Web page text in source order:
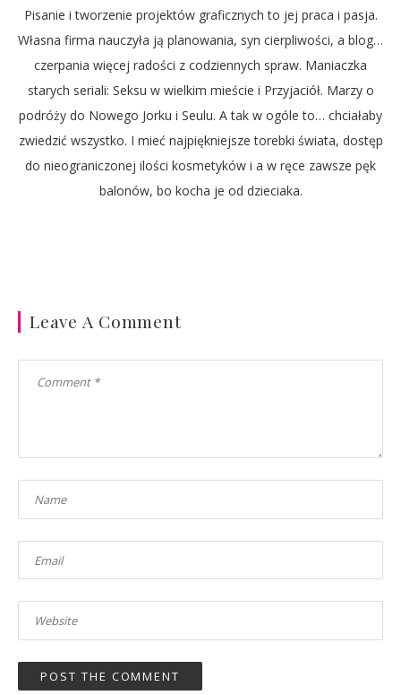
Pisanie i tworzenie projektów graficznych to jej praca i pasja.
Własna firma nauczyła ją planowania, syn cierpliwości, a blog…
czerpania więcej radości z codziennych spraw. Maniaczka
starych seriali: Seksu w wielkim mieście i Przyjaciół. Marzy o
podróży do Nowego Jorku i Seulu. A tak w ogóle to… chciałaby
zwiedzić wszystko. I mieć najpiękniejsze torebki świata, dostęp
do nieograniczonej ilości kosmetyków i a w ręce zawsze pęk
balonów, bo kocha je od dzieciaka.
Leave A Comment